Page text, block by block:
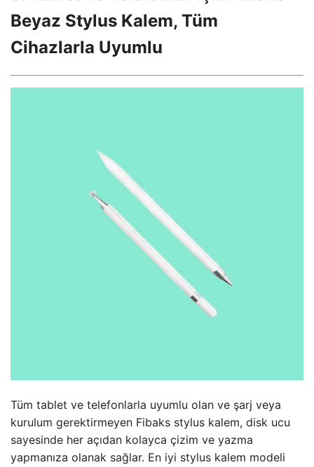
Beyaz Stylus Kalem, Tüm
Cihazlarla Uyumlu
Tüm tablet ve telefonlarla uyumlu olan ve şarj veya
kurulum gerektirmeyen Fibaks stylus kalem, disk ucu
sayesinde her açıdan kolayca çizim ve yazma
yapmanıza olanak sağlar. En iyi stylus kalem modeli